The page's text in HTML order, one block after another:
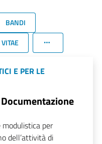
BANDI
E PER LE
per
dell’attività di